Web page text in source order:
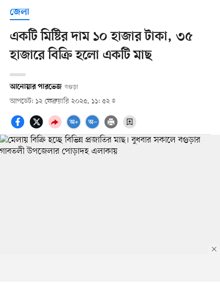
জেলা
একটি মিষ্টির দাম ১০ হাজার টাকা, ৩৫
হাজারে বিক্রি হলো একটি মাছ
আনোয়ার পারভেজ বগুড়া
আপডেট: ১২ ফেব্রুয়ারি ২০২৫, ১১: ৫২